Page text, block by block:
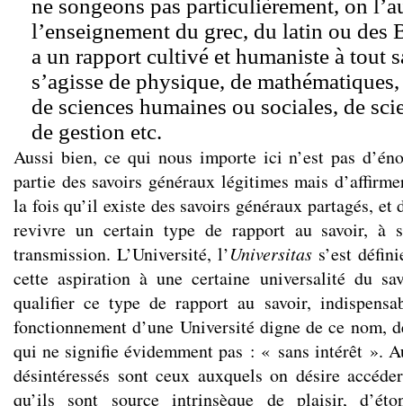
ne songeons pas particulièrement, on
l’enseignement du grec, du latin ou des
a un rapport cultivé et humaniste à tout
s’agisse de physique, de
de sciences humaines ou sociales, de
de gestion etc.
Aussi bien, ce qui nous importe ici n’est pas
partie des savoirs généraux légitimes mais
la fois qu’il existe des savoirs généraux partagés, et
revivre un certain type de rapport au savoir, à
transmission. L’Université, l’Universitas s’est
cette aspiration à une certaine universalité du
qualifier ce type de rapport au savoir,
fonctionnement d’une Université digne de ce nom,
qui ne signifie évidemment pas : « sans intérêt ».
désintéressés sont ceux auxquels on désire
qu’ils sont source intrinsèque de plaisir,